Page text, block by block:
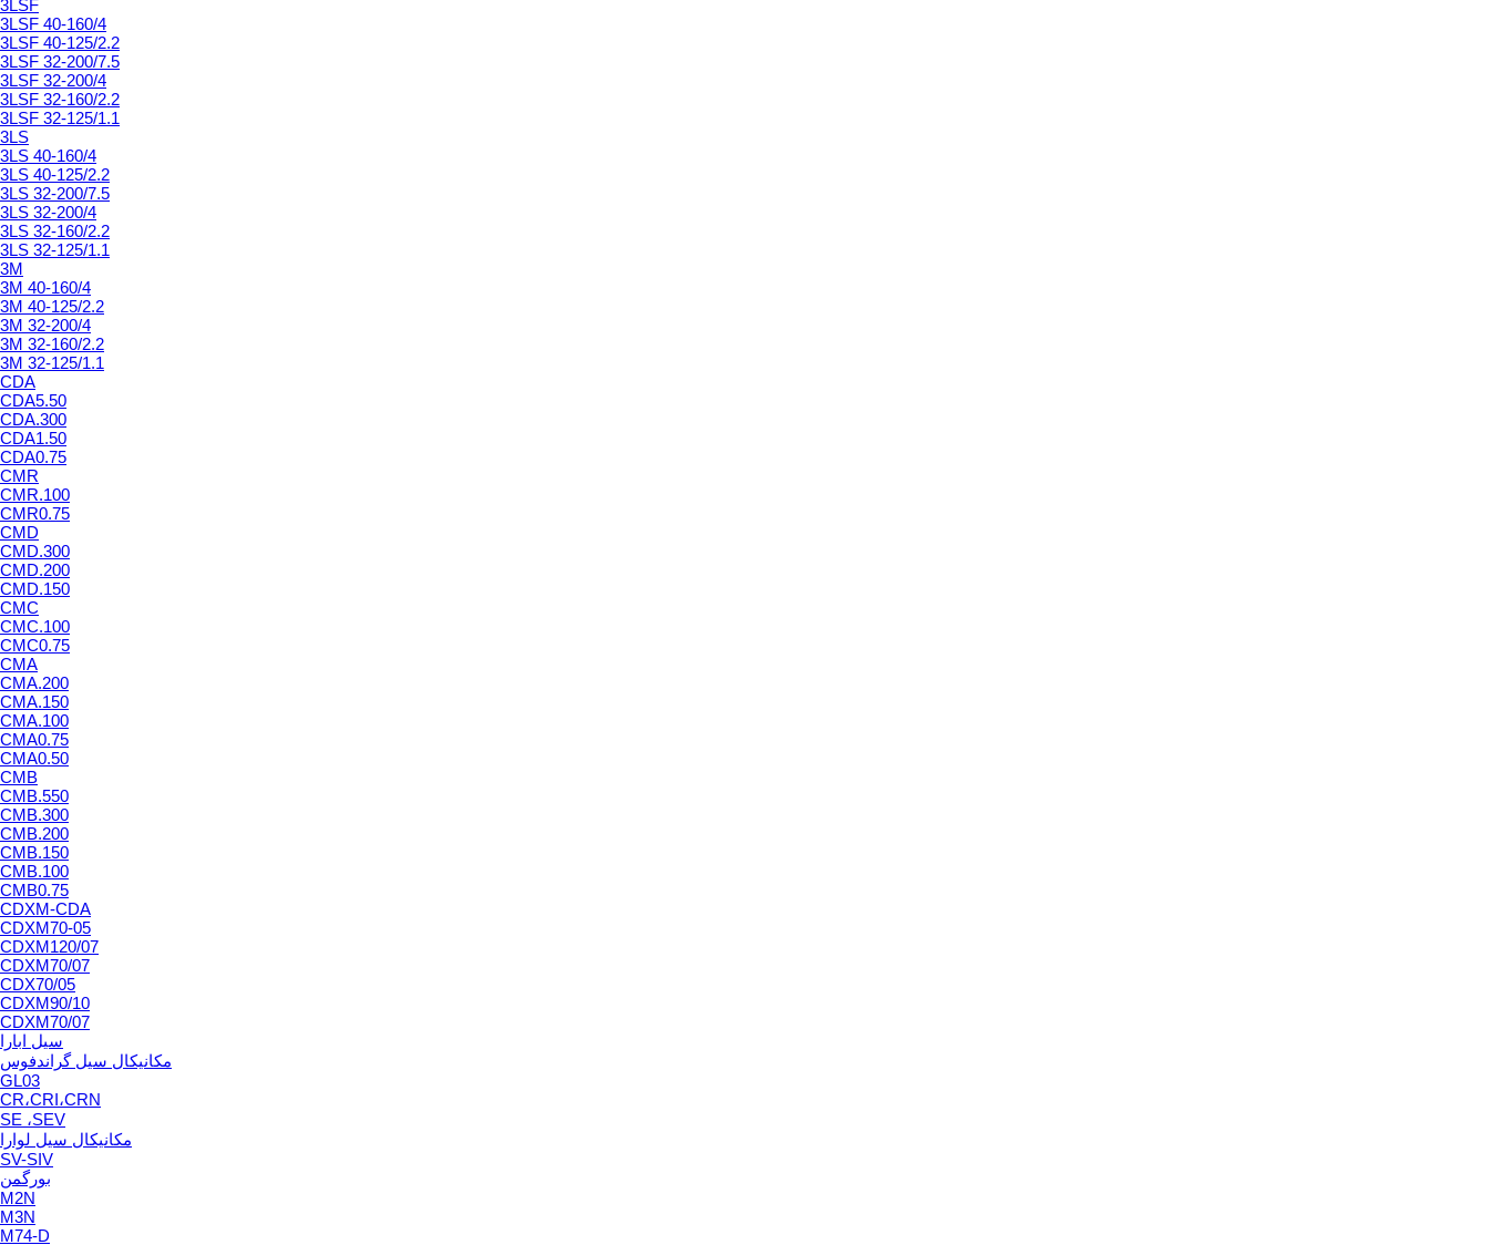
3LSF
3LSF 40-160/4
3LSF 40-125/2.2
3LSF 32-200/7.5
3LSF 32-200/4
3LSF 32-160/2.2
3LSF 32-125/1.1
3LS
3LS 40-160/4
3LS 40-125/2.2
3LS 32-200/7.5
3LS 32-200/4
3LS 32-160/2.2
3LS 32-125/1.1
3M
3M 40-160/4
3M 40-125/2.2
3M 32-200/4
3M 32-160/2.2
3M 32-125/1.1
CDA
CDA5.50
CDA.300
CDA1.50
CDA0.75
CMR
CMR.100
CMR0.75
CMD
CMD.300
CMD.200
CMD.150
CMC
CMC.100
CMC0.75
CMA
CMA.200
CMA.150
CMA.100
CMA0.75
CMA0.50
CMB
CMB.550
CMB.300
CMB.200
CMB.150
CMB.100
CMB0.75
CDXM-CDA
CDXM70-05
CDXM120/07
CDXM70/07
CDX70/05
CDXM90/10
CDXM70/07
سیل ابارا
مکانیکال سیل گراندفوس
GL03
CR،CRI،CRN
SE ،SEV
مکانیکال سیل لوارا
SV-SIV
بورگمن
M2N
M3N
M74-D